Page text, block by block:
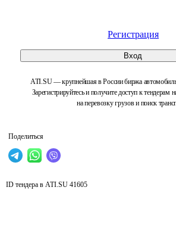
Регистрация
Вход
ATI.SU — крупнейшая в России биржа
Зарегистрируйтесь и получите доступ к тендерам
на перевозку грузов и поиск
Поделиться
ID тендера в ATI.SU 41605